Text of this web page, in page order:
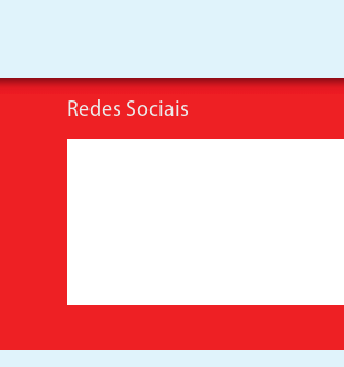
Redes Sociais